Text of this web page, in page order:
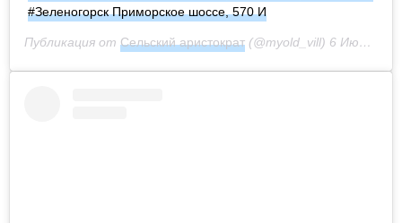
#Зеленогорск Приморское шоссе, 570 И
Публикация от Сельский аристократ (@myold_vill) 6 Июн 2020 в 8:49 PDT